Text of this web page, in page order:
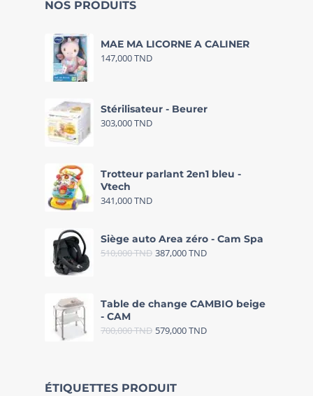
NOS PRODUITS
MAE MA LICORNE A CALINER
147,000TND
Stérilisateur - Beurer
303,000TND
Trotteur parlant 2en1 bleu -
Vtech
341,000TND
Siège auto Area zéro - Cam Spa
510,000TND 387,000TND
Table de change CAMBIO beige
- CAM
700,000TND 579,000TND
ÉTIQUETTES PRODUIT